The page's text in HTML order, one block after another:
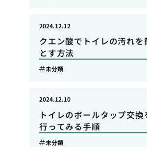
クエン酸でトイレの汚れを
とす方法
2024.12.12
未分類
トイレのボールタップ交換
行ってみる手順
2024.12.10
未分類